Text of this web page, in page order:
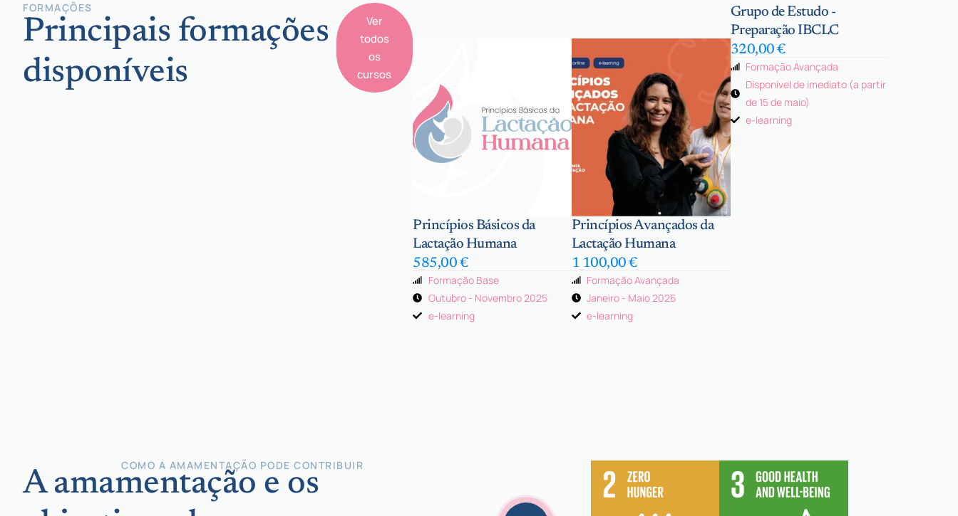
FORMAÇÕES
Principais formações
disponíveis
Ver
todos
os
cursos
Princípios Básicos da
Lactação Humana
585,00 €
Formação Base
Outubro - Novembro 2025
e-learning
Princípios Avançados da
Lactação Humana
1 100,00€
Formação Avançada
Janeiro - Maio 2026
e-learning
Grupo de Estudo -
Preparação IBCLC
320,00€
Formação Avançada
Disponível de imediato (a partir
de 15 de maio)
e-learning
COMO A AMAMENTAÇÃO PODE CONTRIBUIR
A amamentação e os